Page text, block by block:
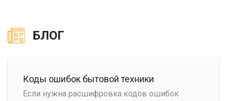
БЛОГ
Коды ошибок бытовой техники
Если нужна расшифровка кодов ошибок